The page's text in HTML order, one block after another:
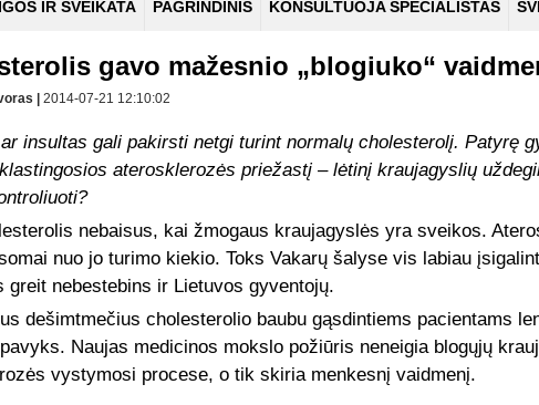
IR SVEIKATA PAGRINDINIS KONSULTUOJA SPECIALISTAS
gavo mažesnio „blogiuko“
| 2014-07-21 12:10:02
insultas gali pakirsti netgi turint normalų cholesterolį. Patyrę
aterosklerozės priežastį – lėtinį kraujagyslių
nebaisus, kai žmogaus kraujagyslės yra sveikos.
nuo jo turimo kiekio. Toks Vakarų šalyse vis labiau
greit nebestebins ir Lietuvos gyventojų.
dešimtmečius cholesterolio baubu gąsdintiems pacientams
Naujas medicinos mokslo požiūris neneigia blogųjų
vystymosi procese, o tik skiria menkesnį vaidmenį.